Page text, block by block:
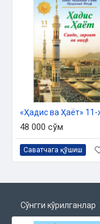
48 000 сўм
Саватчага қўшиш
Сўнгги кўрилганлар